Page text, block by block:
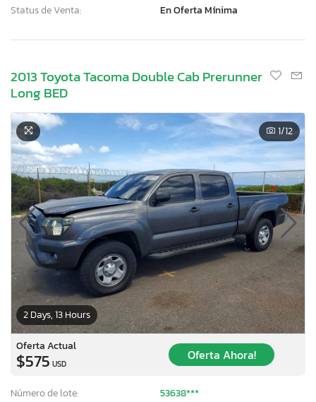
Status de Venta:
En Oferta Mínima
2013 Toyota Tacoma Double Cab Prerunner
Long BED
2 Days, 13 Hours
1/12
Oferta Actual
$575 USD
Oferta Ahora!
Número de lote:
53638***